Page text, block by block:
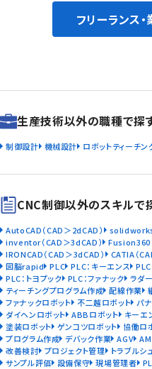
フリーランス
生産技術以外の職種で探
制御設計 機械設計 ロボットティーチン
CNC制御以外のスキルで
AutoCAD（CAD＞2dCAD）
solidworks
inventor（CAD＞3dCAD） Fusion360
IRONCAD（CAD＞3dCAD）
CATIA（
図脳rapid PLC PLC：キーエンス
PLC：トヨプック PLC：ファナック ラダ
ティーチングプログラム作成 配線作業
ファナックロボット
不二越ロボット パ
ダイヘンロボット ABBロボット キーエ
塗装ロボット ゲンコツロボット 協働ロ
プログラム作成 デバック作業 AGV
改善検討 プロジェクト管理 トラブルシ
サンプル評価 設備保守 現場管理者